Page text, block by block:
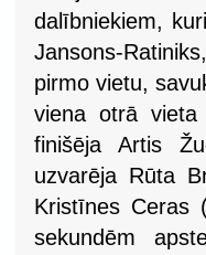
dalībniekiem,
Jansons-
pirmo vietu,
viena otrā vieta
finišēja Artis
uzvarēja Rūta
Kristīnes Ceras
sekundēm